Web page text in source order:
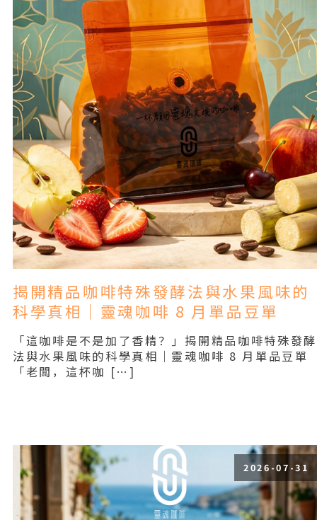
揭開精品咖啡特殊發酵法與水果風味的
科學真相｜靈魂咖啡 8 月單品豆單
「這咖啡是不是加了香精？」揭開精品咖啡特殊發酵
法與水果風味的科學真相｜靈魂咖啡 8 月單品豆單
「老闆，這杯咖 […]
2026-07-31